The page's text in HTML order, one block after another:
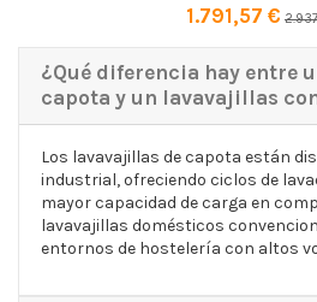
1.791,57 €
¿Qué diferencia hay entre
capota y un lavavajillas
Los lavavajillas de capota están
industrial, ofreciendo ciclos de
mayor capacidad de carga en
lavavajillas domésticos
entornos de hostelería con altos